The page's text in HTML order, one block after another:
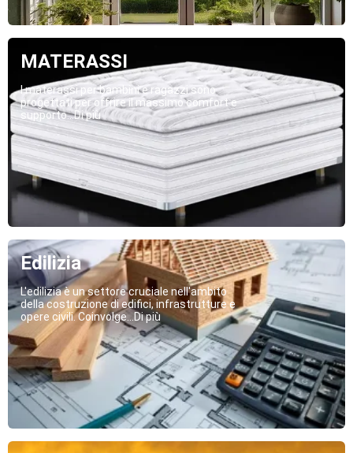
MATERASSI
I materassi per bambini e ragazzi sono
progettati per offrire il massimo comfort e
supporto...Di più
Edilizia
L'edilizia è un settore cruciale nell'ambito
della costruzione di edifici, infrastrutture e
opere civili. Coinvolge...Di più